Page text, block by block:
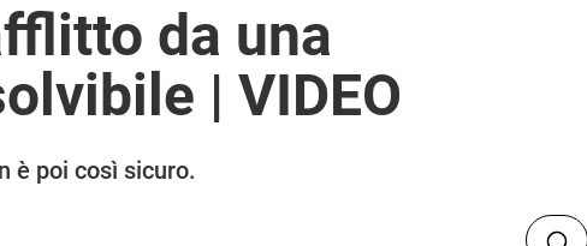
da una
| VIDEO
è poi così sicuro.